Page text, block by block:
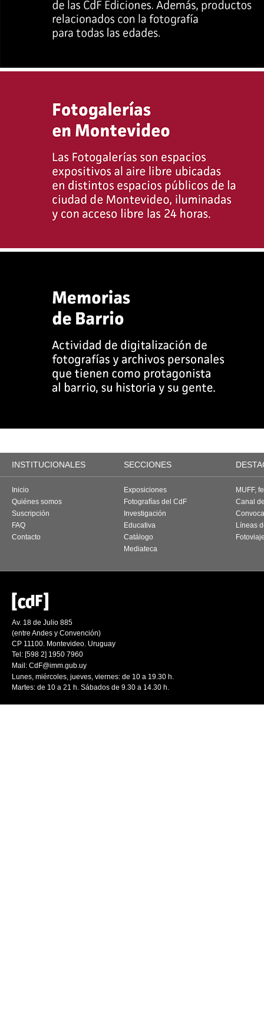
INSTITUCIONALES SECCIONES
Inicio
Quiénes somos
Suscripción
FAQ
Contacto
Exposiciones
Fotografías del CdF
Investigación
Educativa
Catálogo
Mediateca
MUFF,
Canal
Líneas
Av. 18 de Julio 885
(entre Andes y Convención)
CP 11100. Montevideo. Uruguay
Tel: [598 2] 1950 7960
Mail: CdF@imm.gub.uy
Lunes, miércoles, jueves, viernes: de 10 a 19.30 h.
Martes: de 10 a 21 h. Sábados de 9.30 a 14.30 h.